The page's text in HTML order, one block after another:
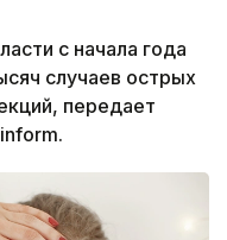
с начала года
случаев острых
передает